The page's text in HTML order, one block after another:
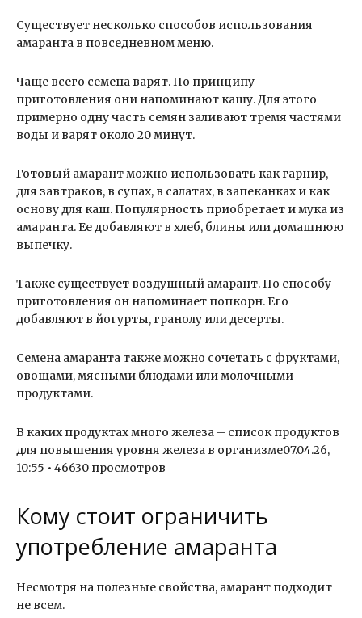
Существует несколько способов использования
амаранта в повседневном меню.
Чаще всего семена варят. По принципу
приготовления они напоминают кашу. Для этого
примерно одну часть семян заливают тремя частями
воды и варят около 20 минут.
Готовый амарант можно использовать как гарнир,
для завтраков, в супах, в салатах, в запеканках и как
основу для каш. Популярность приобретает и мука из
амаранта. Ее добавляют в хлеб, блины или домашнюю
выпечку.
Также существует воздушный амарант. По способу
приготовления он напоминает попкорн. Его
добавляют в йогурты, гранолу или десерты.
Семена амаранта также можно сочетать с фруктами,
овощами, мясными блюдами или молочными
продуктами.
В каких продуктах много железа – список продуктов
для повышения уровня железа в организме07.04.26,
10:55 • 46630 просмотров
Кому стоит ограничить
употребление амаранта
Несмотря на полезные свойства, амарант подходит
не всем.